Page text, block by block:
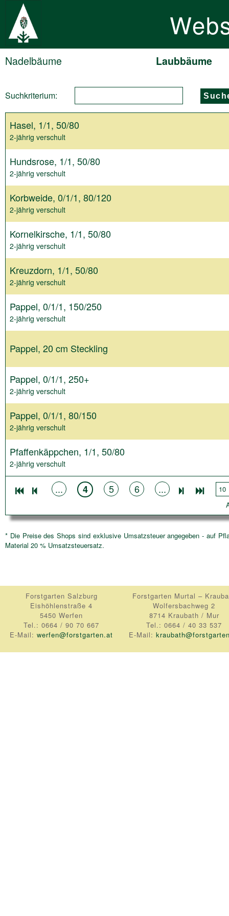
Nadelbäume Laubbäume
Suchkriterium:
Hasel, 1/1, 50/80
2-jährig verschult
Hundsrose, 1/1, 50/80
2-jährig verschult
Korbweide, 0/1/1, 80/120
2-jährig verschult
Kornelkirsche, 1/1, 50/80
2-jährig verschult
Kreuzdorn, 1/1, 50/80
2-jährig verschult
Pappel, 0/1/1, 150/250
2-jährig verschult
Pappel, 20 cm Steckling
Pappel, 0/1/1, 250+
2-jährig verschult
Pappel, 0/1/1, 80/150
2-jährig verschult
Pfaffenkäppchen, 1/1, 50/80
2-jährig verschult
... 4 5 6 ...
10
* Die Preise des Shops sind exklusive Umsatzsteuer angegeben - auf
Material 20 % Umsatzsteuersatz.
Forstgarten Salzburg
Eishöhlenstraße 4
5450 Werfen
Tel.: 0664 / 90 70 667
E-Mail: werfen@forstgarten.at
Forstgarten Murtal –
Wolfersbachweg 2
8714 Kraubath / Mur
Tel.: 0664 / 40 33 537
E-Mail: